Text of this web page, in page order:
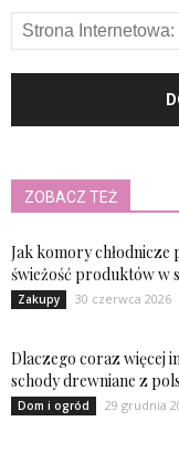
ZOBACZ TEŻ
Jak komory chłodnicze
świeżość produktów w
Zakupy 30 czerwca 2026
Dlaczego coraz więcej
schody drewniane z
Dom i ogród 29 grudnia